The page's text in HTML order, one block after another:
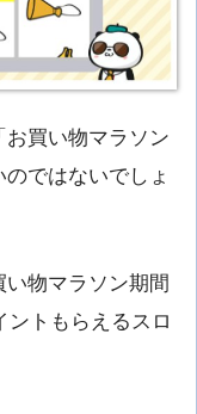
買い物マラソン
ではないでしょ
物マラソン期間
ントもらえるスロ